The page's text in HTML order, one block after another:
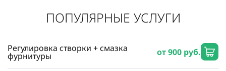
ПОПУЛЯРНЫЕ УСЛУГИ
Регулировка створки + смазка
фурнитуры от 900 руб.